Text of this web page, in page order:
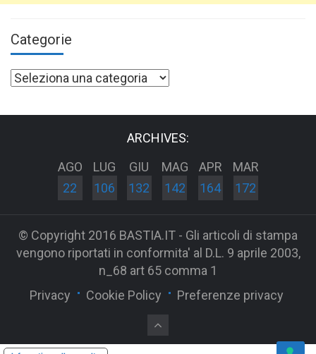
Categorie
Categorie
ARCHIVES:
AGO
22
LUG
106
GIU
132
MAG
142
APR
164
MAR
172
© Copyright 2016 BASTIA.IT - Gli articoli di stampa
vengono riportati in conformita' al D.L. 9 aprile 2003,
n_68 art 65 comma 1
Privacy
Cookie Policy Preferenze privacy